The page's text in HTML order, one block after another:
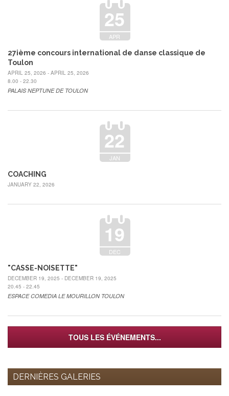
25
APR
27ième concours international de danse classique de
Toulon
APRIL 25, 2026 - APRIL 25, 2026
8.00 - 22.30
PALAIS NEPTUNE DE TOULON
22
JAN
COACHING
JANUARY 22, 2026
19
DEC
"CASSE-NOISETTE"
DECEMBER 19, 2025 - DECEMBER 19, 2025
20.45 - 22.45
ESPACE COMEDIA LE MOURILLON TOULON
TOUS LES ÉVÉNEMENTS...
DERNIÈRES GALERIES